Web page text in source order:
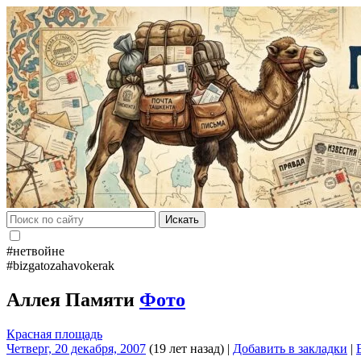
Искать
#нетвойне
#bizgatozahavokerak
Аллея Памяти Фото
Красная площадь
Четверг, 20 декабря, 2007 (19 лет назад) | Добавить в закладки |